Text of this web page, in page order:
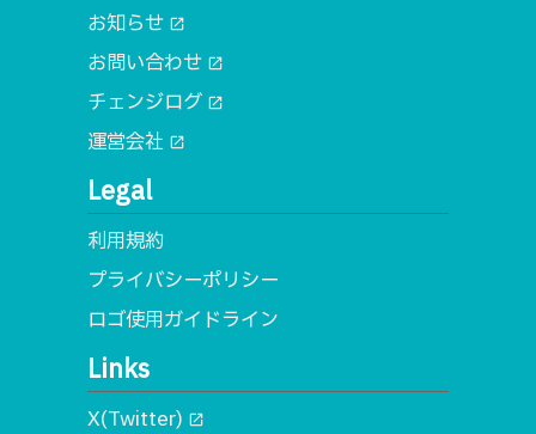
お知らせ open_in_new
お問い合わせ open_in_new
チェンジログ open_in_new
運営会社 open_in_new
Legal
利用規約
プライバシーポリシー
ロゴ使用ガイドライン
Links
X(Twitter) open_in_new